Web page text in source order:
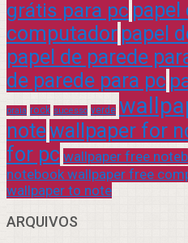
grátis para pc papel
computador papel
papel de parede
de parede para pc
praia rock sucesso verde
notewallpaper for
for pc wallpaper free
notebook wallpaper free
wallpaper to note
ARQUIVOS